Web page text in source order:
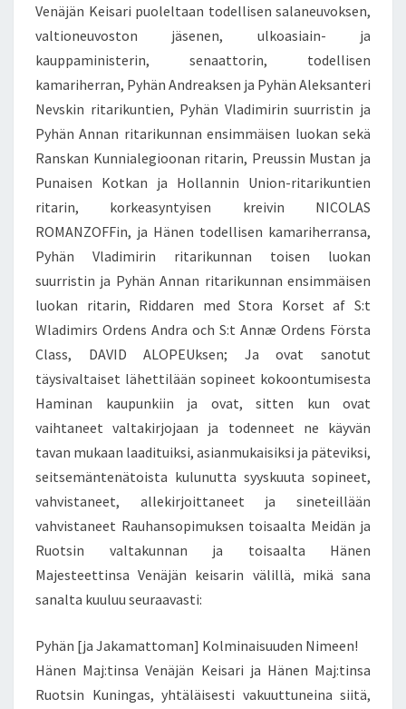
Venäjän Keisari puoleltaan todellisen salaneuvoksen,
valtioneuvoston jäsenen, ulkoasiain- ja
kauppaministerin, senaattorin, todellisen
kamariherran, Pyhän Andreaksen ja Pyhän Aleksanteri
Nevskin ritarikuntien, Pyhän Vladimirin suurristin ja
Pyhän Annan ritarikunnan ensimmäisen luokan sekä
Ranskan Kunnialegioonan ritarin, Preussin Mustan ja
Punaisen Kotkan ja Hollannin Union-ritarikuntien
ritarin, korkeasyntyisen kreivin NICOLAS
ROMANZOFFin, ja Hänen todellisen kamariherransa,
Pyhän Vladimirin ritarikunnan toisen luokan
suurristin ja Pyhän Annan ritarikunnan ensimmäisen
luokan ritarin, Riddaren med Stora Korset af S:t
Wladimirs Ordens Andra och S:t Annæ Ordens Första
Class, DAVID ALOPEUksen; Ja ovat sanotut
täysivaltaiset lähettilään sopineet kokoontumisesta
Haminan kaupunkiin ja ovat, sitten kun ovat
vaihtaneet valtakirjojaan ja todenneet ne käyvän
tavan mukaan laadituiksi, asianmukaisiksi ja päteviksi,
seitsemäntenätoista kulunutta syyskuuta sopineet,
vahvistaneet, allekirjoittaneet ja sineteillään
vahvistaneet Rauhansopimuksen toisaalta Meidän ja
Ruotsin valtakunnan ja toisaalta Hänen
Majesteettinsa Venäjän keisarin välillä, mikä sana
sanalta kuuluu seuraavasti:
Pyhän [ja Jakamattoman] Kolminaisuuden Nimeen!
Hänen Maj:tinsa Venäjän Keisari ja Hänen Maj:tinsa
Ruotsin Kuningas, yhtäläisesti vakuuttuneina siitä,